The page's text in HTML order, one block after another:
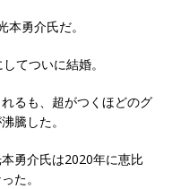
勇介氏だ。
てついに結婚。
るも、超がつくほどのグ
騰した。
勇介氏は2020年に恵比
た。